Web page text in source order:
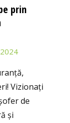
prin
Vizionați
de
și